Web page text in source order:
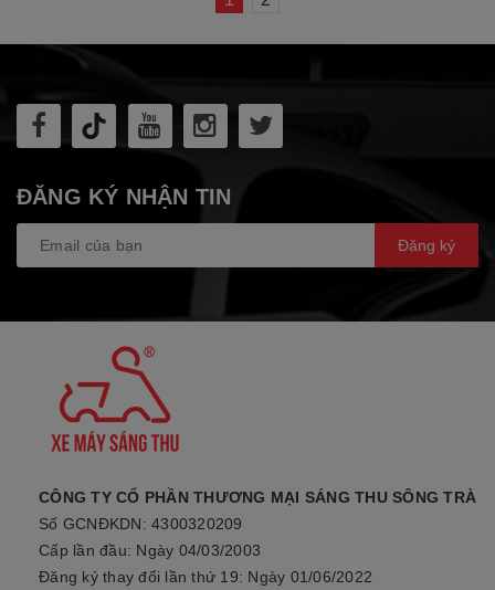
ĐĂNG KÝ NHẬN TIN
Đăng ký
CÔNG TY CỔ PHẦN THƯƠNG MẠI SÁNG THU SÔNG TRÀ
Số GCNĐKDN: 4300320209
Cấp lần đầu: Ngày 04/03/2003
Đăng ký thay đổi lần thứ 19: Ngày 01/06/2022